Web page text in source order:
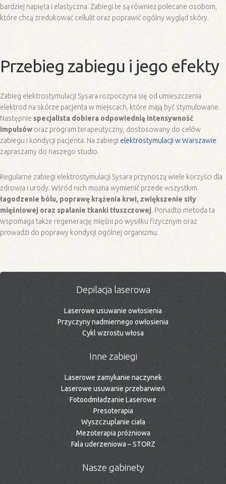
bardziej napięta i elastyczna. Zabiegi te są również polecane osobom,
które chcą zredukować cellulit oraz poprawić ogólny wygląd skóry.
Przebieg zabiegu i jego efekty
Zabieg elektrostymulacji Sysara rozpoczyna się od umieszczenia
elektrod na skórze pacjenta w miejscach, które mają być stymulowane.
Następnie specjalista dobiera odpowiednią intensywność
impulsów oraz program terapeutyczny, dostosowany do celów
zabiegu i kondycji pacjenta. Na zabiegi elektrostymulacji w Warszawie
zapraszamy do naszego studio.
Regularne zabiegi elektrostymulacji Sysara przynoszą wiele korzyści dla
zdrowia i urody. Wśród nich można wymienić przede wszystkim
łagodzenie bólu, poprawę krążenia krwi, zwiększenie siły
mięśniowej oraz spalanie tkanki tłuszczowej. Ponadto metoda ta
wspomaga także regenerację mięśni po wysiłku fizycznym oraz
prowadzi do poprawy kondycji ogólnej organizmu.
Depilacja laserowa
Laserowe usuwanie owłosienia
Przyczyny nadmiernego owłosienia
Cykl wzrostu włosa
Inne zabiegi
Laserowe zamykanie naczynek
Laserowe usuwanie przebarwień
Fotoodmładzanie Laserowe
Presoterapia
Wyszczuplanie ciała
Mezoterapia próżniowa
Fala uderzeniowa – STORZ
Nasze gabinety